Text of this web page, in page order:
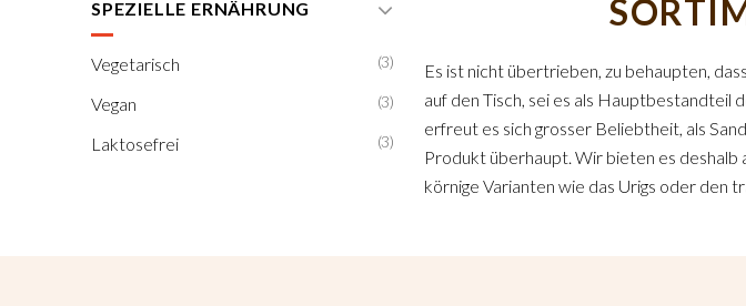
SPEZIELLE ERNÄHRUNG
Vegetarisch (3)
Vegan (3)
Laktosefrei (3)
Es ist nicht übertrieben, zu behaupten,
auf den Tisch, sei es als Hauptbestandteil
erfreut es sich grosser Beliebtheit, als
Produkt überhaupt. Wir bieten es deshalb
körnige Varianten wie das Urigs oder den